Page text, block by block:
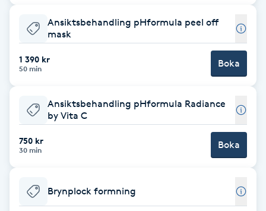
Frisör
Funktionsanalys
Färgning
Föning
Ansiktsbehandling pHformula peel off
mask
1 390 kr
50 min Boka
Ansiktsbehandling pHformula Radiance
by Vita C
750 kr
30 min Boka
Brynplock formning